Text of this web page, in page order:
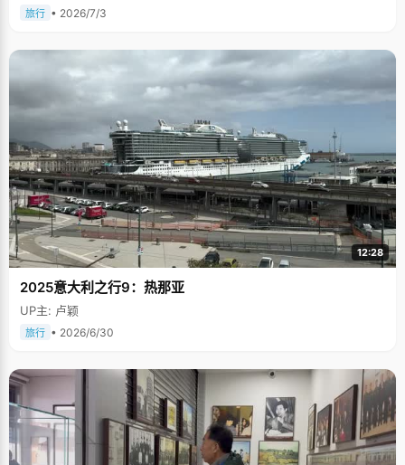
旅行 • 2026/7/3
12:28
2025意大利之行9：热那亚
UP主: 卢颖
旅行 • 2026/6/30